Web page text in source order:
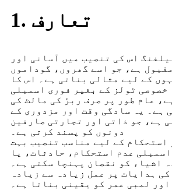
1. تعارف
اس کی تنصیب میں آسانی اور
ہے، جو اسے گھروں، گوداموں
کے لیے مثالی بناتی ہے۔ اس کا
خصوصی ٹولز کے بغیر فوری اسمبلی
عام طور پر صرف ربڑ کی مالٹ کی
ہے۔ یہ سادگی وقت اور مزدوری کے
ہے، جو ذاتی اور تجارتی صارفین
دونوں کو پسند کرتی ہے۔
استحکام کے لیے مناسب تنصیب بہت
عدم استحکام، حادثات، یا
اشیاء کو نقصان پہنچا سکتی ہے۔
ہدایات پر عمل زیادہ سے زیادہ
اور لمبی عمر کو یقینی بناتا ہے۔